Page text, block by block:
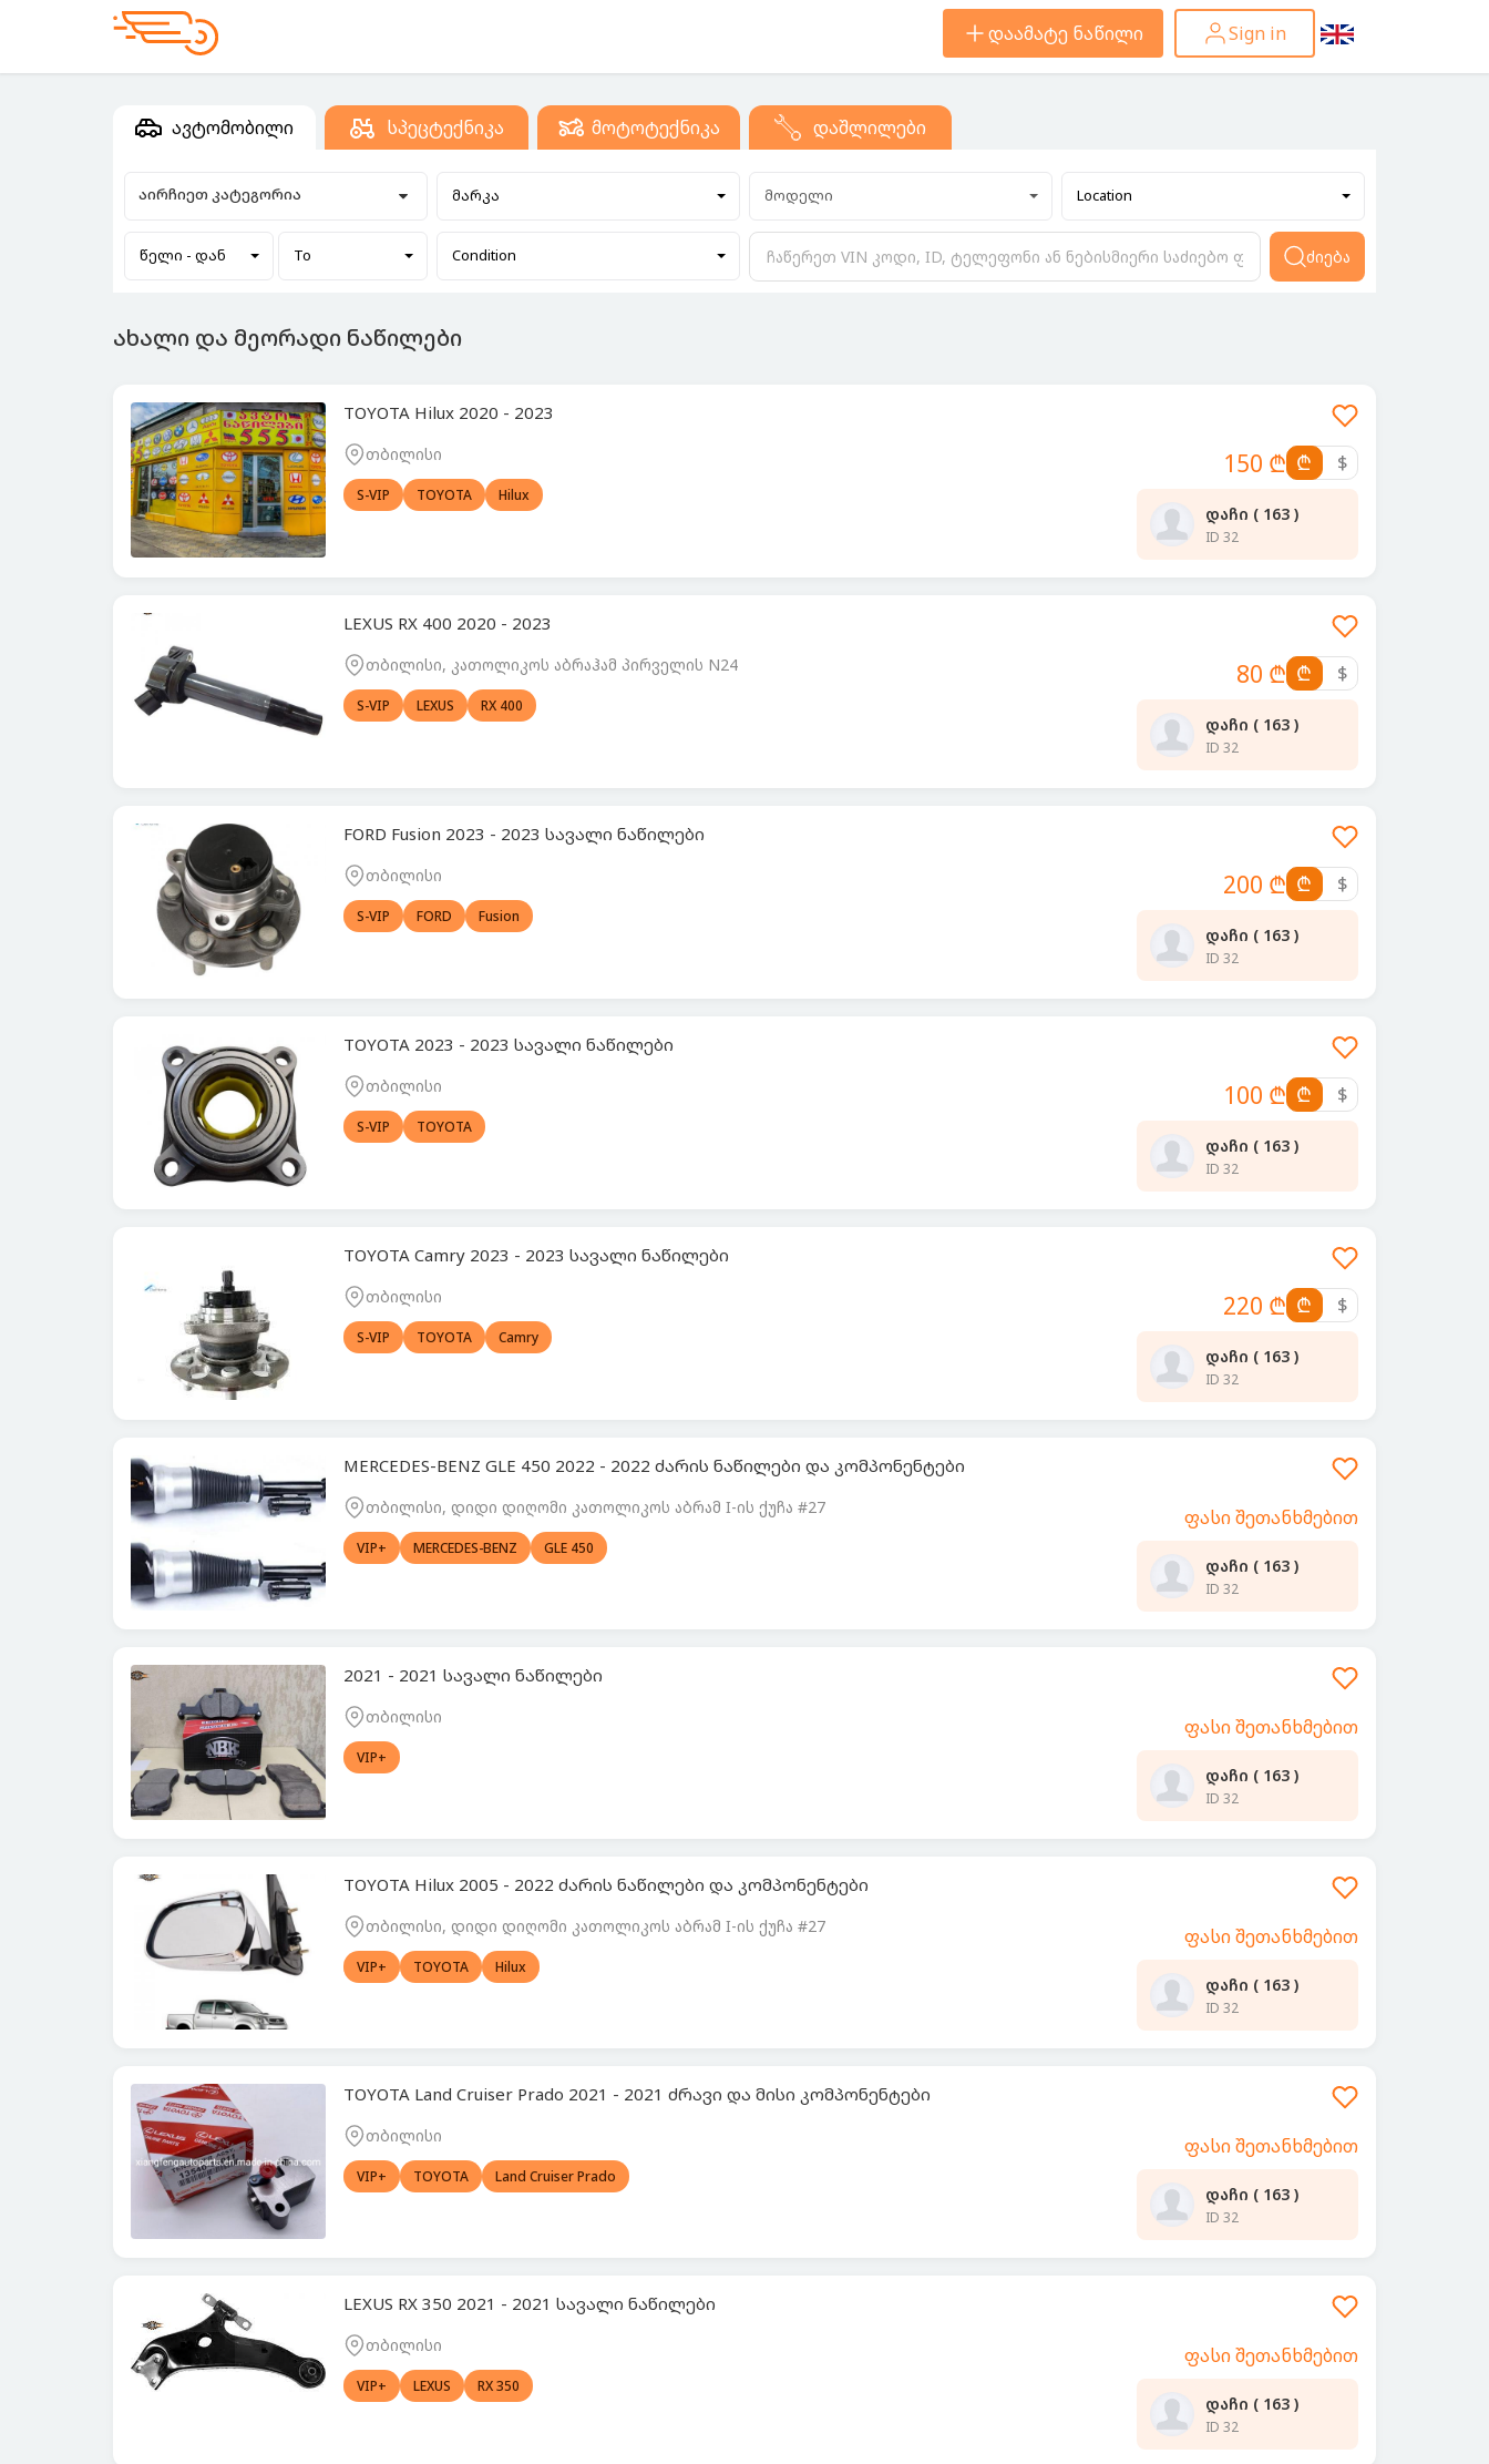
დაამატე ნაწილი Sign in
ავტომობილი სპეცტექნიკა მოტოტექნიკა დაშლილები
აირჩიეთ კატეგორია მარკა მოდელი Location
წელი - დან To Condition ძიება
ახალი და მეორადი ნაწილები
TOYOTA Hilux 2020 - 2023
თბილისი
S-VIP TOYOTA Hilux
150 ₾ ₾ $
დაჩი ( 163 )
ID 32
LEXUS RX 400 2020 - 2023
თბილისი, კათოლიკოს აბრაჰამ პირველის N24
S-VIP LEXUS RX 400
80 ₾ ₾ $
დაჩი ( 163 )
ID 32
FORD Fusion 2023 - 2023 სავალი ნაწილები
თბილისი
S-VIP FORD Fusion
200 ₾ ₾ $
დაჩი ( 163 )
ID 32
TOYOTA 2023 - 2023 სავალი ნაწილები
თბილისი
S-VIP TOYOTA
100 ₾ ₾ $
დაჩი ( 163 )
ID 32
TOYOTA Camry 2023 - 2023 სავალი ნაწილები
თბილისი
S-VIP TOYOTA Camry
220 ₾ ₾ $
დაჩი ( 163 )
ID 32
MERCEDES-BENZ GLE 450 2022 - 2022 ძარის ნაწილები და კომპონენტები
თბილისი, დიდი დიღომი კათოლიკოს აბრამ I-ის ქუჩა #27
VIP+ MERCEDES-BENZ GLE 450
ფასი შეთანხმებით
დაჩი ( 163 )
ID 32
2021 - 2021 სავალი ნაწილები
თბილისი
VIP+
ფასი შეთანხმებით
დაჩი ( 163 )
ID 32
TOYOTA Hilux 2005 - 2022 ძარის ნაწილები და კომპონენტები
თბილისი, დიდი დიღომი კათოლიკოს აბრამ I-ის ქუჩა #27
VIP+ TOYOTA Hilux
ფასი შეთანხმებით
დაჩი ( 163 )
ID 32
TOYOTA Land Cruiser Prado 2021 - 2021 ძრავი და მისი კომპონენტები
თბილისი
VIP+ TOYOTA Land Cruiser Prado
ფასი შეთანხმებით
დაჩი ( 163 )
ID 32
LEXUS RX 350 2021 - 2021 სავალი ნაწილები
თბილისი
VIP+ LEXUS RX 350
ფასი შეთანხმებით
დაჩი ( 163 )
ID 32